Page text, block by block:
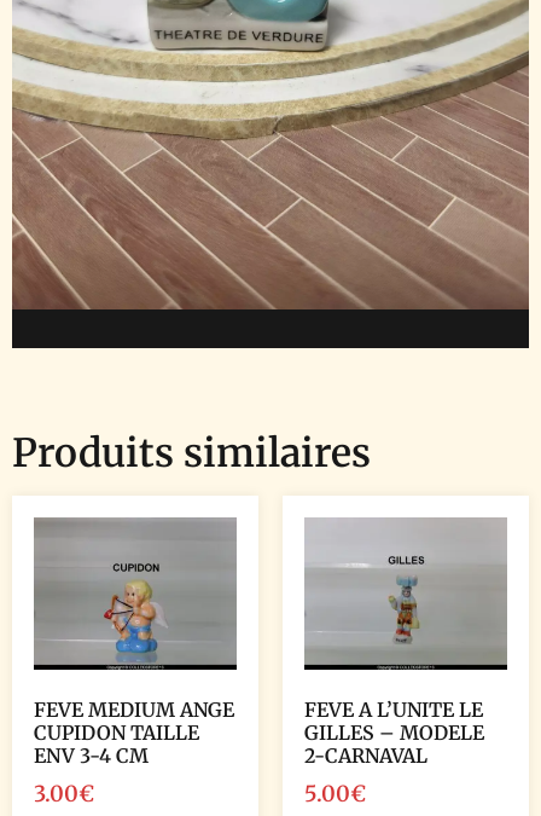
Produits similaires
FEVE MEDIUM ANGE
CUPIDON TAILLE
ENV 3-4 CM
3.00€
FEVE A L’UNITE LE
GILLES – MODELE
2-CARNAVAL
5.00€